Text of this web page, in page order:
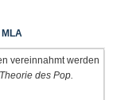
MLA
vereinnahmt werden
des Pop.